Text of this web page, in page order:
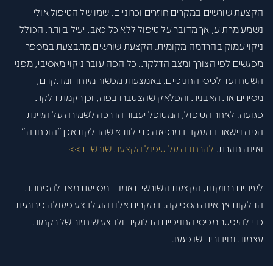
הקצעת שורשים במקרים חוזרים וכרוניים. שמו של הטיפול אולי
נשמע מרתיע, אך מדובר על טיפול ללא כל כאב, יעיל ביותר, הכולל
ניקוי עמוק בהרדמה מקומית. הקצעת שורשים מתבצעת במספר
מפגשים לפי הצורך ומצב הדלקת. כל הפה עובר ניקוי מאסיבי, מפני
השטח ועד לכיסי החניכיים. באמצעות מכשור מיוחד ומתקדם,
מסירים את האבנית והפלאק שהצטברו בפה, וכן רקמת דלקת
פגועה. לאחר הטיפול, המטופל יעבור הדרכה לשמירה על הגיינת
הפה ויישאר במעקב במרפאה כדי לוודא שהדלקת אכן "הוכחדה"
ואינה חוזרת. להרחבה על טיפול הקצעת שורשים >>
לעיתים רחוקות, הקצעת השורשים אמנם מסייעת מאד להפחתת
הדלקות אך אינה מספיקה. במקרים אלו נהוג לבצע פעולה כירורגית
כדי להיפטר מכיסי החניכיים הדלוקים ולבצע שיחזור של רקמות
עצמות וחיבורים שנפגעו.